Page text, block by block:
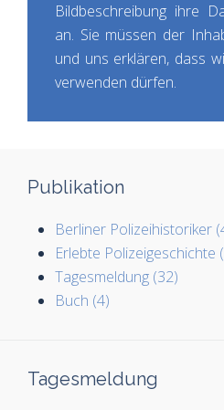
Bildbeschreibung ihre
an. Sie müssen der
und uns erklären, dass
verwenden dürfen.
Publikation
Berliner Polizeihistoriker
Erlebte Polizeigeschichte
Tagesmeldung (32)
Buch (4)
Tagesmeldung